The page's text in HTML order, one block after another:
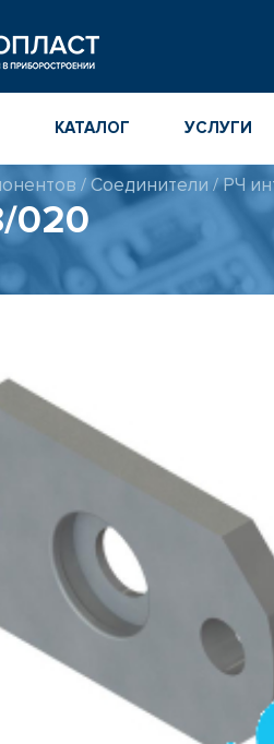
ЧИП-
КАТАЛОГ
КАТАЛОГ
КОМПОНЕНТОВ
КАТАЛОГ ПРИБОРОВ
ИНСТРУМЕНТОВ
УСЛУГИ
/Соединители /РЧ
020